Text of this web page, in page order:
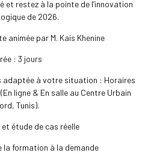
restez à la pointe de l’innovation
de 2026.
animée par M. Kais Khenine
: 3 jours
adaptée à votre situation : Horaires
ligne & En salle au Centre Urbain
Tunis).
étude de cas réelle
la formation à la demande